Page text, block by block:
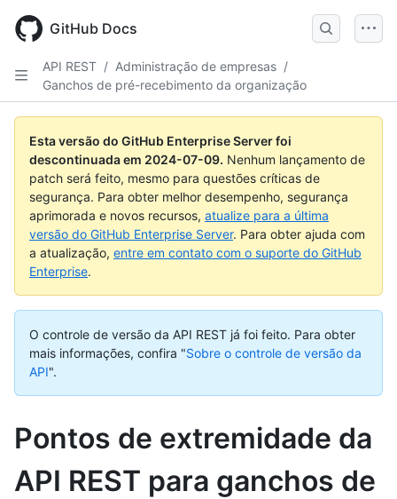
main
GitHub Docs
API REST / Administração de empresas /
Ganchos de pré-recebimento da organização
Esta versão do GitHub Enterprise Server foi
descontinuada em 2024-07-09. Nenhum lançamento de
patch será feito, mesmo para questões críticas de
segurança. Para obter melhor desempenho, segurança
aprimorada e novos recursos, atualize para a última
versão do GitHub Enterprise Server. Para obter ajuda com
a atualização, entre em contato com o suporte do GitHub
Enterprise.
O controle de versão da API REST já foi feito. Para obter
mais informações, confira "Sobre o controle de versão da
API".
Pontos de extremidade da
API REST para ganchos de
Descrição
Descrição
Descrição
Descrição
Descrição
Descrição
Descrição
Descrição
Descrição
Descrição